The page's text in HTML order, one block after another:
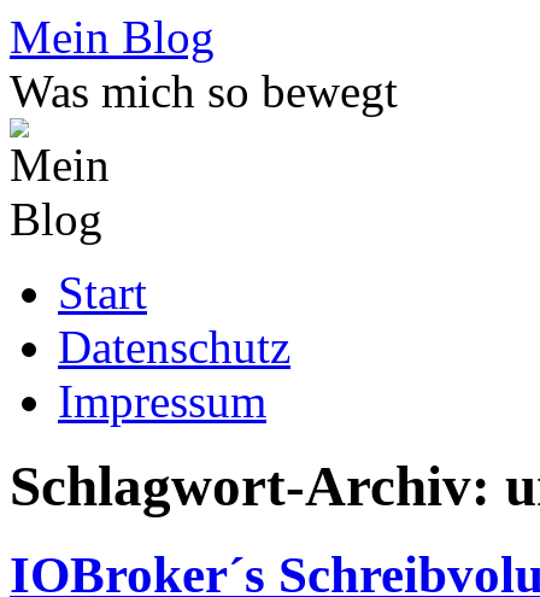
Zum
Inhalt
springen
Mein Blog
Was mich so bewegt
Start
Datenschutz
Impressum
Schlagwort-Archiv:
IOBroker´s